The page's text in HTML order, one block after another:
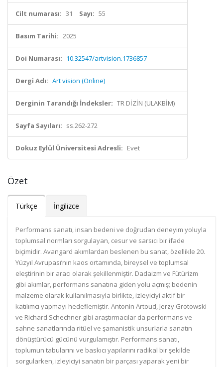
Cilt numarası: 31 Sayı: 55
Basım Tarihi: 2025
Doi Numarası: 10.32547/artvision.1736857
Dergi Adı: Art vision (Online)
Derginin Tarandığı İndeksler: TR DİZİN (ULAKBİM)
Sayfa Sayıları: ss.262-272
Dokuz Eylül Üniversitesi Adresli: Evet
Özet
Türkçe İngilizce
Performans sanatı, insan bedeni ve doğrudan deneyim yoluyla
toplumsal normları sorgulayan, cesur ve sarsıcı bir ifade
biçimidir. Avangard akımlardan beslenen bu sanat, özellikle 20.
Yüzyıl Avrupası’nın kaos ortamında, bireysel ve toplumsal
eleştirinin bir aracı olarak şekillenmiştir. Dadaizm ve Fütürizm
gibi akımlar, performans sanatına giden yolu açmış; bedenin
malzeme olarak kullanılmasıyla birlikte, izleyiciyi aktif bir
katılımcı yapmayı hedeflemiştir. Antonin Artoud, Jerzy Grotowski
ve Richard Schechner gibi araştırmacılar da performans ve
sahne sanatlarında ritüel ve şamanistik unsurlarla sanatın
dönüştürücü gücünü vurgulamıştır. Performans sanatı,
toplumun tabularını ve baskıcı yapılarını radikal bir şekilde
sorgularken, izleyiciyi sanatın bir parçası yaparak yeni bir